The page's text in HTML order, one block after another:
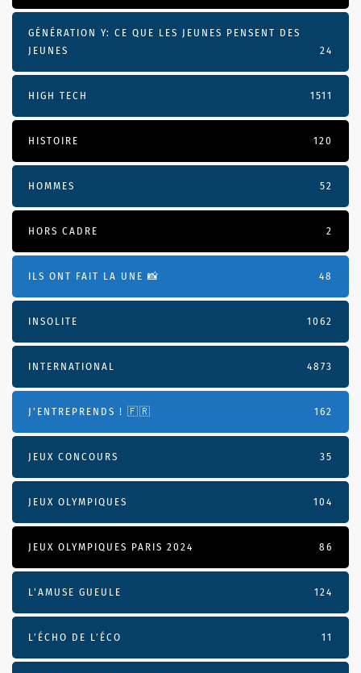
GÉNÉRATION Y: CE QUE LES JEUNES PENSENT DES
JEUNES
24
HIGH TECH 1511
HISTOIRE 120
HOMMES 52
HORS CADRE 2
ILS ONT FAIT LA UNE 📸 48
INSOLITE 1062
INTERNATIONAL 4873
J'ENTREPRENDS ! 🇫🇷 162
JEUX CONCOURS 35
JEUX OLYMPIQUES 104
JEUX OLYMPIQUES PARIS 2024 86
L'AMUSE GUEULE 124
L’ÉCHO DE L’ÉCO 11